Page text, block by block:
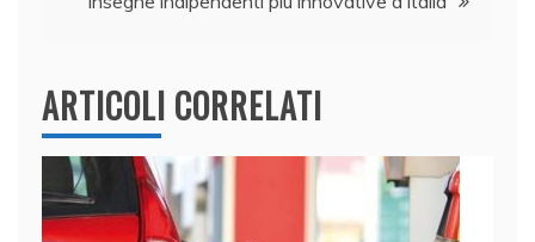
ARTICOLI CORRELATI